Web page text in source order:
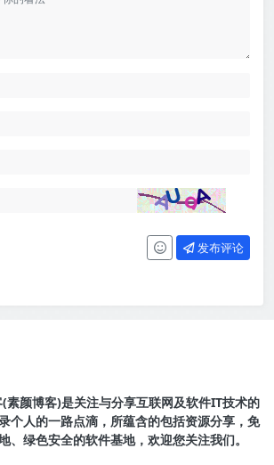
发布评论
素颜博客)是关注与分享互联网及软件IT技术的
个人的一路点滴，所蕴含的包括资源分享，免
、绿色安全的软件基地，欢迎您关注我们。